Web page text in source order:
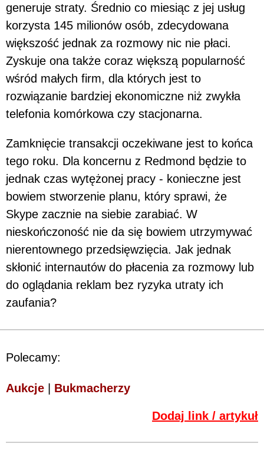
generuje straty. Średnio co miesiąc z jej usług
korzysta 145 milionów osób, zdecydowana
większość jednak za rozmowy nic nie płaci.
Zyskuje ona także coraz większą popularność
wśród małych firm, dla których jest to
rozwiązanie bardziej ekonomiczne niż zwykła
telefonia komórkowa czy stacjonarna.
Zamknięcie transakcji oczekiwane jest to końca
tego roku. Dla koncernu z Redmond będzie to
jednak czas wytężonej pracy - konieczne jest
bowiem stworzenie planu, który sprawi, że
Skype zacznie na siebie zarabiać. W
nieskończoność nie da się bowiem utrzymywać
nierentownego przedsięwzięcia. Jak jednak
skłonić internautów do płacenia za rozmowy lub
do oglądania reklam bez ryzyka utraty ich
zaufania?
Polecamy:
Aukcje | Bukmacherzy
Dodaj link / artykuł